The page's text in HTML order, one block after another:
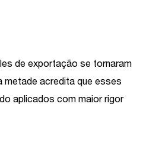
de exportação se tornaram
metade acredita que esses
aplicados com maior rigor